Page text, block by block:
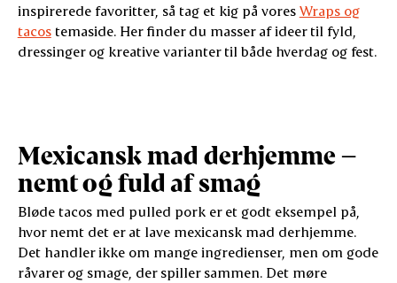
inspirerede favoritter, så tag et kig på vores Wraps og
tacostemaside. Her finder du masser af ideer til fyld,
dressinger og kreative varianter til både hverdag og fest.
Mexicansk mad derhjemme –
nemt og fuld af smag
Bløde tacos med pulled pork er et godt eksempel på,
hvor nemt det er at lave mexicansk mad derhjemme.
Det handler ikke om mange ingredienser, men om gode
råvarer og smage, der spiller sammen. Det møre